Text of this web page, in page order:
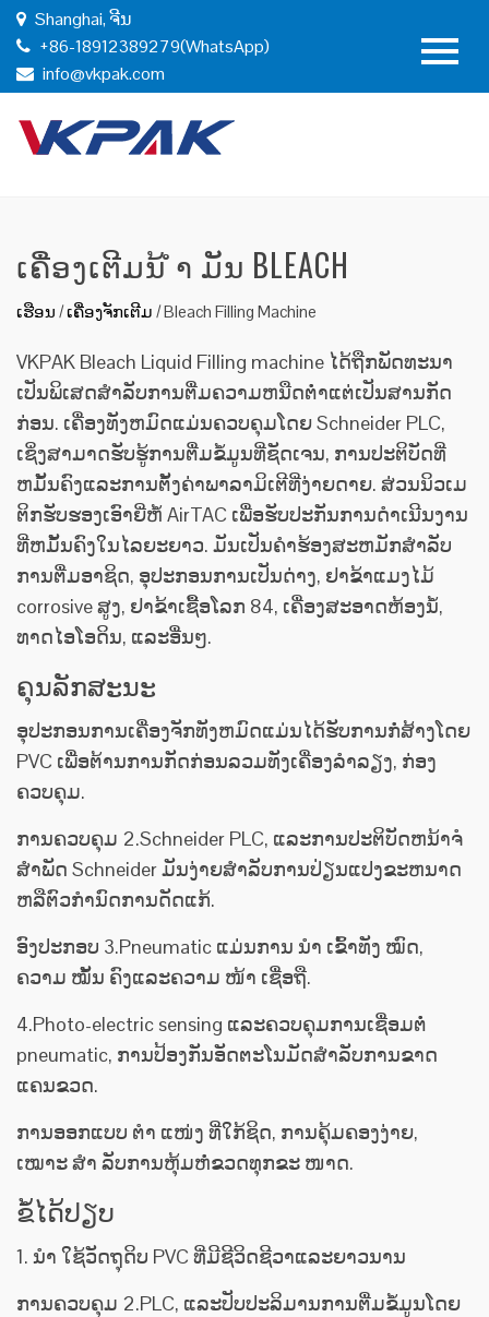
Shanghai, ຈີນ
+86-18912389279(WhatsApp)
info@vkpak.com
ເຄື່ອງເຕີມນ້ ຳ ມັນ BLEACH
ເຮືອນ /ເຄື່ອງຈັກເຕີມ /Bleach Filling Machine
VKPAK Bleach Liquid Filling machine ໄດ້ຖືກພັດທະນາ
ເປັນພິເສດສໍາລັບການຕື່ມຄວາມຫນືດຕ່ໍາແຕ່ເປັນສານກັດ
ກ່ອນ. ເຄື່ອງທັງຫມົດແມ່ນຄວບຄຸມໂດຍ Schneider PLC,
ເຊິ່ງສາມາດຮັບຮູ້ການຕື່ມຂໍ້ມູນທີ່ຊັດເຈນ, ການປະຕິບັດທີ່
ຫມັ້ນຄົງແລະການຕັ້ງຄ່າພາລາມິເຕີທີ່ງ່າຍດາຍ. ສ່ວນນິວເມ
ຕິກຮັບຮອງເອົາຍີ່ຫໍ້ AirTAC ເພື່ອຮັບປະກັນການດໍາເນີນງານ
ທີ່ຫມັ້ນຄົງໃນໄລຍະຍາວ. ມັນ​ເປັນ​ຄໍາ​ຮ້ອງ​ສະ​ຫມັກ​ສໍາ​ລັບ​
ການ​ຕື່ມ​ອາ​ຊິດ​, ອຸ​ປະ​ກອນ​ການ​ເປັນ​ດ່າງ​, ຢາ​ຂ້າ​ແມງ​ໄມ້
corrosive ສູງ​, ຢາ​ຂ້າ​ເຊື້ອ​ໂລກ 84​, ເຄື່ອງ​ສະ​ອາດ​ຫ້ອງ​ນ​້​ໍ​,
ທາດ​ໄອ​ໂອ​ດິນ​, ແລະ​ອື່ນໆ​.
ຄຸນ​ລັກ​ສະ​ນະ
ອຸປະກອນການເຄື່ອງຈັກທັງຫມົດແມ່ນໄດ້ຮັບການກໍ່ສ້າງໂດຍ
PVC ເພື່ອຕ້ານການກັດກ່ອນລວມທັງເຄື່ອງລໍາລຽງ, ກ່ອງ
ຄວບຄຸມ.
ການຄວບຄຸມ 2.Schneider PLC, ແລະການປະຕິບັດຫນ້າຈໍ
ສໍາພັດ Schneider ມັນງ່າຍສໍາລັບການປ່ຽນແປງຂະຫນາດ
ຫລືຕົວກໍານົດການດັດແກ້.
ອົງປະກອບ 3.Pneumatic ແມ່ນການ ນຳ ເຂົ້າທັງ ໝົດ,
ຄວາມ ໝັ້ນ ຄົງແລະຄວາມ ໜ້າ ເຊື່ອຖື.
4.Photo-electric sensing ແລະຄວບຄຸມການເຊື່ອມຕໍ່
pneumatic, ການປ້ອງກັນອັດຕະໂນມັດສໍາລັບການຂາດ
ແຄນຂວດ.
ການອອກແບບ ຕຳ ແໜ່ງ ທີ່ໃກ້ຊິດ, ການຄຸ້ມຄອງງ່າຍ,
ເໝາະ ສຳ ລັບການຫຸ້ມຫໍ່ຂວດທຸກຂະ ໜາດ.
ຂໍ້ໄດ້ປຽບ
1. ນຳ ໃຊ້ວັດຖຸດິບ PVC ທີ່ມີຊີວິດຊີວາແລະຍາວນານ
ການຄວບຄຸມ 2.PLC, ແລະປັບປະລິມານການຕື່ມຂໍ້ມູນໂດຍ